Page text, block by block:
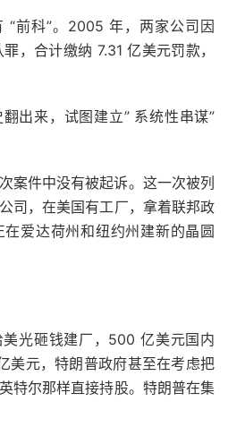
“前科”。2005 年，两家公司因
，合计缴纳 7.31 亿美元罚款，
出来，试图建立” 系统性串谋”
案件中没有被起诉。这一次被列
司，在美国有工厂，拿着联邦政
爱达荷州和纽约州建新的晶圆
光砸钱建厂，500 亿美元国内
美元，特朗普政府甚至在考虑把
特尔那样直接持股。特朗普在集